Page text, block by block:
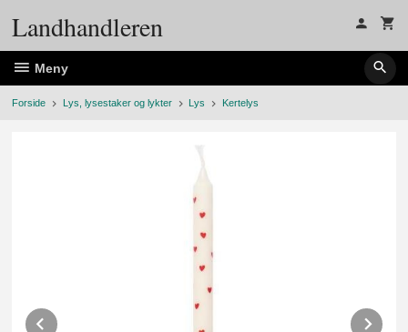
Landhandleren
Meny
Forside Lys, lysestaker og lykter Lys Kertelys
Prev